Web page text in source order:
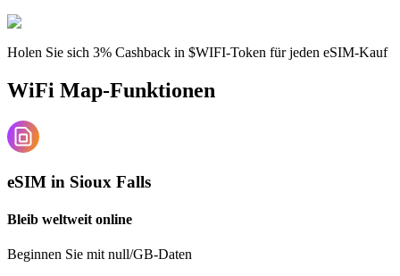
Holen Sie sich 3% Cashback in $WIFI-Token für jeden eSIM-Kauf
WiFi Map-Funktionen
eSIM in Sioux Falls
Bleib weltweit online
Beginnen Sie mit null/GB-Daten